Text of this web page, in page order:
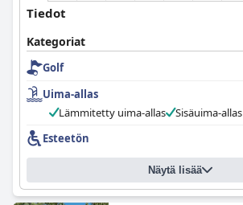
Tiedot
Kategoriat
Golf
Uima-allas
Lämmitetty uima-allas
Sisäuima-allas
Esteetön
Näytä lisää